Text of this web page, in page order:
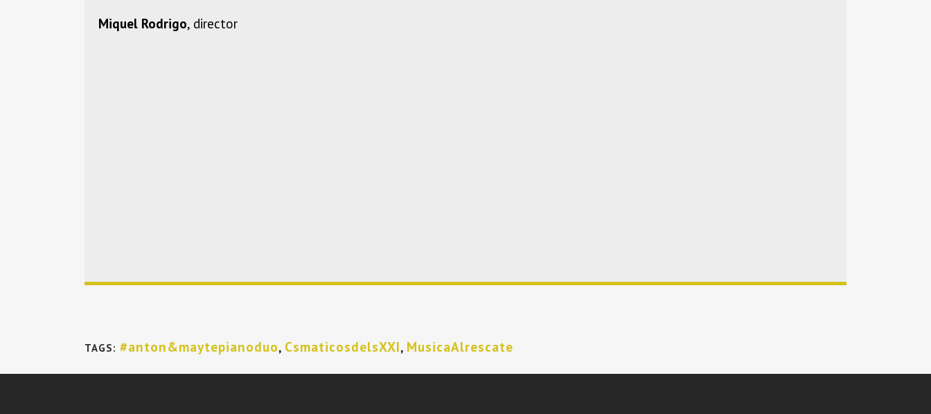
Miquel Rodrigo, director
TAGS: #anton&maytepianoduo, CsmaticosdelsXXI, MusicaAlrescate